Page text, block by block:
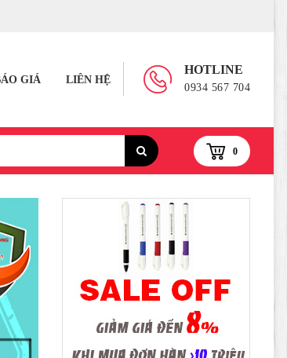
HOTLINE
0934 567 704
GIÁ LIÊN HỆ
0